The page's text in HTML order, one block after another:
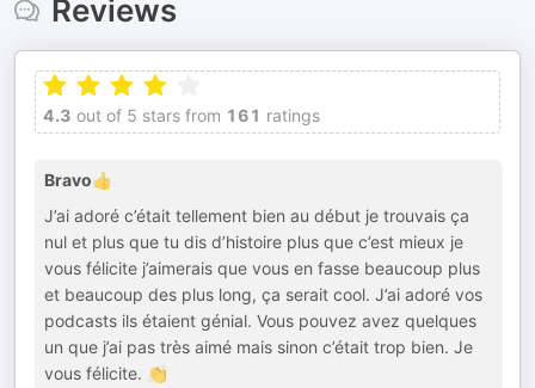
Reviews
4.3 out of 5 stars from 161 ratings
Bravo👍
J’ai adoré c’était tellement bien au début je trouvais ça
nul et plus que tu dis d’histoire plus que c’est mieux je
vous félicite j’aimerais que vous en fasse beaucoup plus
et beaucoup des plus long, ça serait cool. J’ai adoré vos
podcasts ils étaient génial. Vous pouvez avez quelques
un que j’ai pas très aimé mais sinon c’était trop bien. Je
vous félicite. 👏